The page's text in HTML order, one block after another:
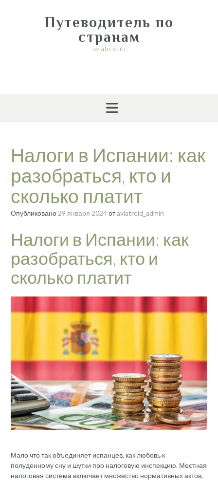
Путеводитель по
странам
aviatreid.ru
Налоги в Испании: как
разобраться, кто и
сколько платит
Опубликовано 29 января 2024отaviatreid_admin
Налоги в Испании: как
разобраться, кто и
сколько платит
Мало что так объединяет испанцев, как любовь к
полуденному сну и шутки про налоговую инспекцию. Местная
налоговая система включает множество нормативных актов,